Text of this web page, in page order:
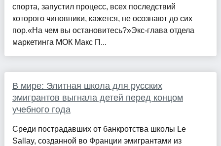
спорта, запустил процесс, всех последствий
которого чиновники, кажется, не осознают до сих
пор.«На чем вы остановитесь?»Экс-глава отдела
маркетинга МОК Макс П...
В мире: Элитная школа для русских
эмигрантов выгнала детей перед концом
учебного года
Среди пострадавших от банкротства школы Le
Sallay, созданной во Франции эмигрантами из